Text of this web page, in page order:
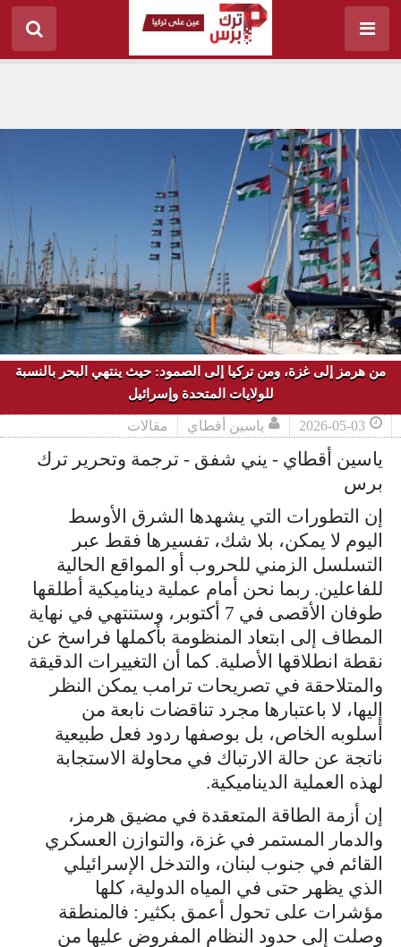
من هرمز إلى غزة، ومن تركيا إلى الصمود: حيث ينتهي البحر بالنسبة
للولايات المتحدة وإسرائيل
2026-05-03 ياسين أقطاي مقالات
ياسين أقطاي - يني شفق - ترجمة وتحرير ترك
برس
إن التطورات التي يشهدها الشرق الأوسط
اليوم لا يمكن، بلا شك، تفسيرها فقط عبر
التسلسل الزمني للحروب أو المواقع الحالية
للفاعلين. ربما نحن أمام عملية ديناميكية أطلقها
طوفان الأقصى في 7 أكتوبر، وستنتهي في نهاية
المطاف إلى ابتعاد المنظومة بأكملها فراسخ عن
نقطة انطلاقها الأصلية. كما أن التغييرات الدقيقة
والمتلاحقة في تصريحات ترامب يمكن النظر
إليها، لا باعتبارها مجرد تناقضات نابعة من
أسلوبه الخاص، بل بوصفها ردود فعل طبيعية
ناتجة عن حالة الارتباك في محاولة الاستجابة
لهذه العملية الديناميكية.
إن أزمة الطاقة المتعقدة في مضيق هرمز،
والدمار المستمر في غزة، والتوازن العسكري
القائم في جنوب لبنان، والتدخل الإسرائيلي
الذي يظهر حتى في المياه الدولية، كلها
مؤشرات على تحول أعمق بكثير: فالمنطقة
وصلت إلى حدود النظام المفروض عليها من